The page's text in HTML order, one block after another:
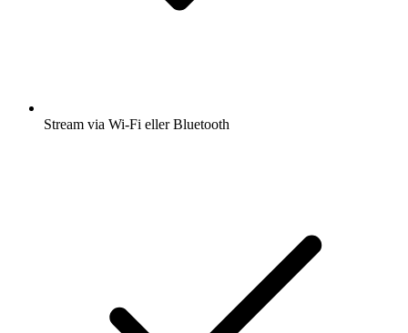
Stream via Wi-Fi eller Bluetooth